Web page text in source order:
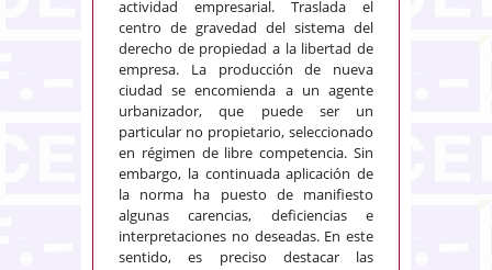
actividad empresarial. Traslada el
centro de gravedad del sistema del
derecho de propiedad a la libertad de
empresa. La producción de nueva
ciudad se encomienda a un agente
urbanizador, que puede ser un
particular no propietario, seleccionado
en régimen de libre competencia. Sin
embargo, la continuada aplicación de
la norma ha puesto de manifiesto
algunas carencias, deficiencias e
interpretaciones no deseadas. En este
sentido, es preciso destacar las